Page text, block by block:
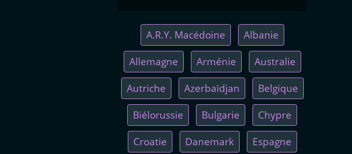
A.R.Y. Macédoine Albanie
Allemagne Arménie Australie
Autriche Azerbaïdjan Belgique
Biélorussie Bulgarie Chypre
Croatie Danemark Espagne